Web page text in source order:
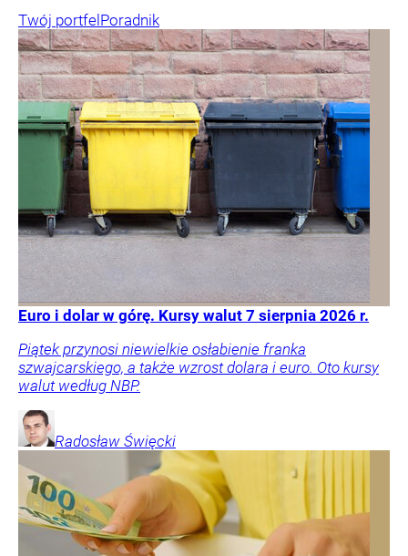
Twój portfel Poradnik
Euro i dolar w górę. Kursy walut 7 sierpnia 2026 r.
Piątek przynosi niewielkie osłabienie franka
szwajcarskiego, a także wzrost dolara i euro. Oto kursy
walut według NBP.
Radosław Święcki